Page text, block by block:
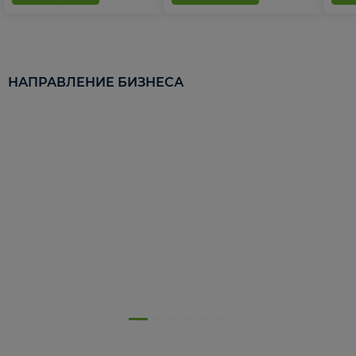
НАПРАВЛЕНИЕ БИЗНЕСА